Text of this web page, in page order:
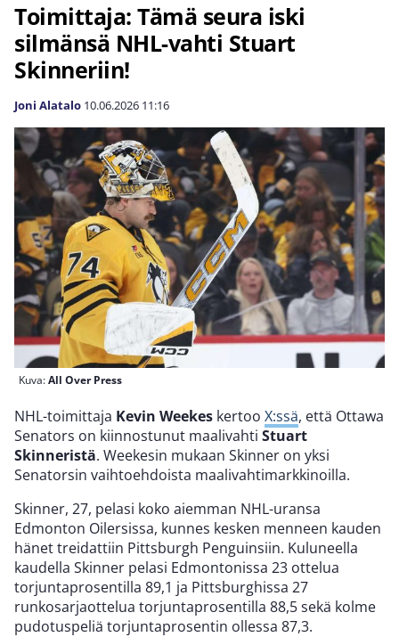
Toimittaja: Tämä seura iski
silmänsä NHL-vahti Stuart
Skinneriin!
Joni Alatalo 10.06.2026 11:16
Kuva:All Over Press
NHL-toimittaja Kevin Weekes kertoo X:ssä, että Ottawa
Senators on kiinnostunut maalivahti Stuart
Skinneristä. Weekesin mukaan Skinner on yksi
Senatorsin vaihtoehdoista maalivahtimarkkinoilla.
Skinner, 27, pelasi koko aiemman NHL-uransa
Edmonton Oilersissa, kunnes kesken menneen kauden
hänet treidattiin Pittsburgh Penguinsiin. Kuluneella
kaudella Skinner pelasi Edmontonissa 23 ottelua
torjuntaprosentilla 89,1 ja Pittsburghissa 27
runkosarjaottelua torjuntaprosentilla 88,5 sekä kolme
pudotuspeliä torjuntaprosentin ollessa 87,3.